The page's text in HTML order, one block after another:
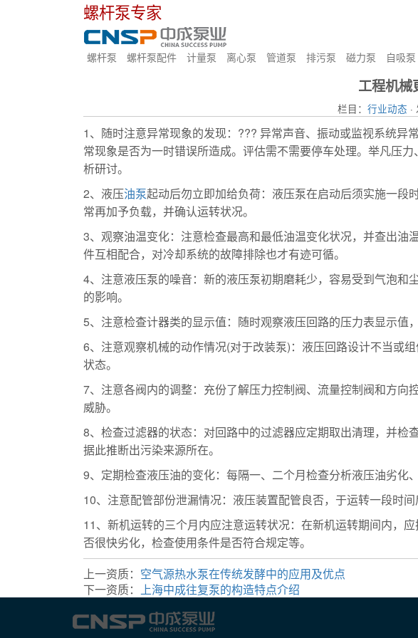
螺杆泵专家
螺杆泵
螺杆泵配件 计量泵 离心泵 管道泵 排污泵 磁力泵 自吸泵
工程机械
栏目： 行业动态
1、随时注意异常现象的发现：??? 异常声音、振动或监视系统
常现象是否为一时错误所造成。评估需不需要停车处理。举凡压
析研讨。
2、液压油泵起动后勿立即加给负荷：液压泵在启动后须实施一段
常再加予负载，并确认运转状况。
3、观察油温变化：注意检查最高和最低油温变化状况，并查出
件互相配合，对冷却系统的故障排除也才有迹可循。
4、注意液压泵的噪音：新的液压泵初期磨耗少，容易受到气泡
的影响。
5、注意检查计器类的显示值：随时观察液压回路的压力表显示值
6、注意观察机械的动作情况(对于改装泵)：液压回路设计不当或
状态。
7、注意各阀内的调整：充份了解压力控制阀、流量控制阀和方
威胁。
8、检查过滤器的状态：对回路中的过滤器应定期取出清理，并
据此推断出污染来源所在。
9、定期检查液压油的变化：每隔一、二个月检查分析液压油劣化
10、注意配管部份泄漏情况：液压装置配管良否，于运转一段时
11、新机运转的三个月内应注意运转状况：在新机运转期间内，
否很快劣化，检查使用条件是否符合规定等。
上一资质： 空气源热水泵在传统发酵中的应用及优点
下一资质： 上海中成往复泵的构造特点介绍